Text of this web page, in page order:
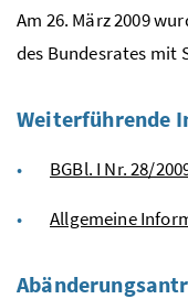
Am 26. März 2009
des Bundesrates mit
Weiterführende
BGBl. I Nr. 28/
Allgemeine